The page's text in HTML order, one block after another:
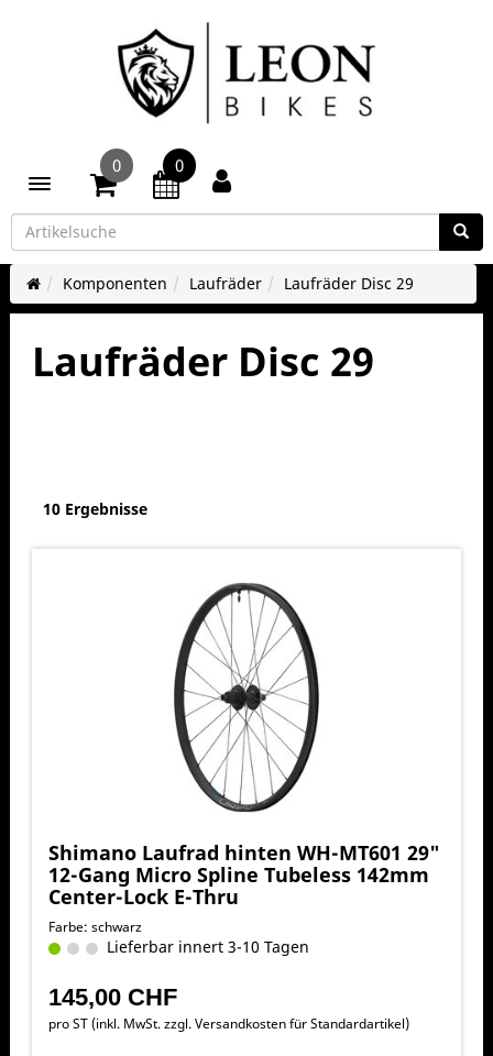
Toggle navigation
0 0
Komponenten Laufräder Laufräder Disc 29
Laufräder Disc 29
10 Ergebnisse
Shimano Laufrad hinten WH-MT601 29"
12-Gang Micro Spline Tubeless 142mm
Center-Lock E-Thru
Farbe: schwarz
Lieferbar innert 3-10 Tagen
145,00 CHF
pro ST (inkl. MwSt. zzgl.Versandkosten für Standardartikel)